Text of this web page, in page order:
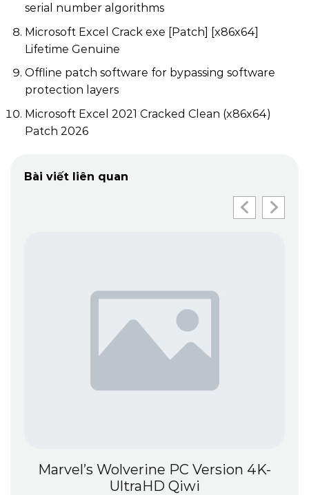
serial number algorithms
Microsoft Excel Crack exe [Patch] [x86x64]
Lifetime Genuine
Offline patch software for bypassing software
protection layers
Microsoft Excel 2021 Cracked Clean (x86x64)
Patch 2026
Bài viết liên quan
Marvel’s Wolverine PC Version 4K-
UltraHD Qiwi